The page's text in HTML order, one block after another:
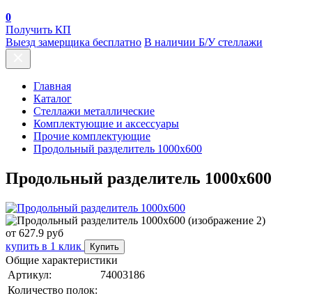
0
Получить КП
Выезд замерщика бесплатно В наличии Б/У стеллажи
Главная
Каталог
Стеллажи металлические
Комплектующие и аксессуары
Прочие комплектующие
Продольный разделитель 1000x600
Продольный разделитель 1000x600
от 627.9 руб
купить в 1 клик
Купить
Общие характеристики
Артикул:
74003186
Количество полок: